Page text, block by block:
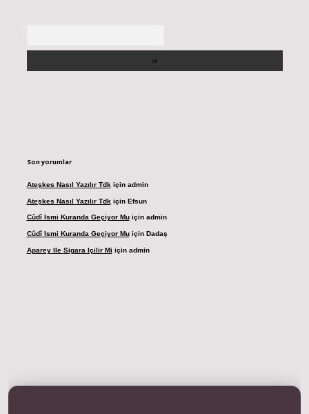
Son yorumlar
Ateşkes Nasıl Yazılır Tdk için admin
Ateşkes Nasıl Yazılır Tdk için Efsun
Cûdî Ismi Kuranda Geçiyor Muiçin admin
Cûdî Ismi Kuranda Geçiyor Muiçin Dadaş
Aparey Ile Sigara Içilir Mi için admin